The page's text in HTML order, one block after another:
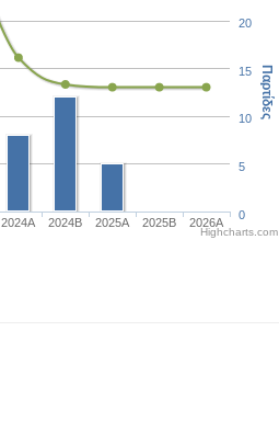
2024A 2024B 2025A 2025B 2026A
0
5
10
15
20
Παρτίδες
Highcharts.com